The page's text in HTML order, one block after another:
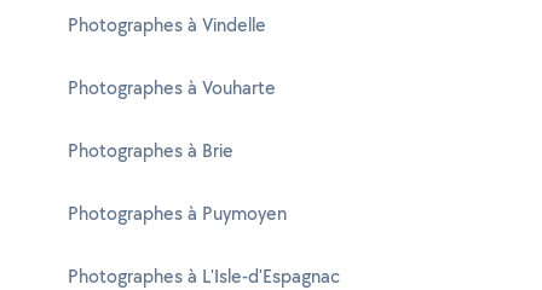
Photographes à Vindelle
Photographes à Vouharte
Photographes à Brie
Photographes à Puymoyen
Photographes à L'Isle-d'Espagnac